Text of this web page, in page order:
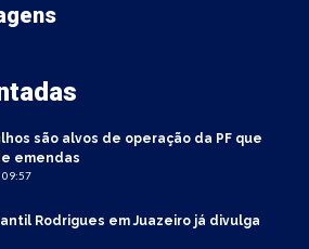
são alvos de operação da PF que
emendas
09:57
Rodrigues em Juazeiro já divulga